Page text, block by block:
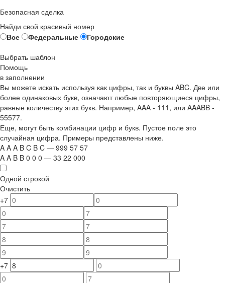
Безопасная сделка
Найди свой красивый номер
Все
Федеральные
Городские
Выбрать шаблон
Помощь
в заполнении
Вы можете искать используя как цифры, так и буквы ABC. Две или
более одинаковых букв, означают любые повторяющиеся цифры,
равные количеству этих букв. Например, AAA - 111 , или AAABB -
55577.
Еще, могут быть комбинации цифр и букв. Пустое поле это
случайная цифра. Примеры представлены ниже.
A A A B C B C — 999 57 57
A A B B 0 0 0 — 33 22 000
Одной строкой
Очистить
+7
+7